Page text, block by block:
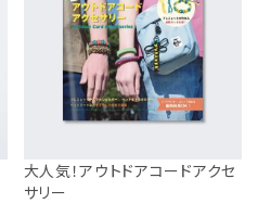
大人気！アウトドアコードアクセ
サリー